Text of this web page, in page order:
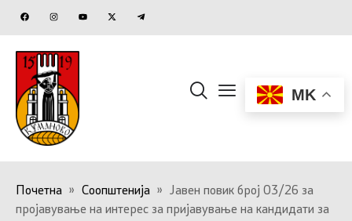
MK
Почетна » Соопштенија »
Јавен повик број 03/26 за
пројавување на интерес за пријавување на кандидати за